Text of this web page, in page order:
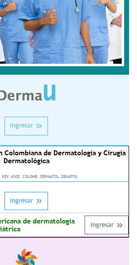
Ingresar
Colombiana de Dermatología y Cirugía
Dermatológica
REV. ASOC. COLOMB. DERMATOL. DEMATOL
Ingresar
de dermatología
Ingresar